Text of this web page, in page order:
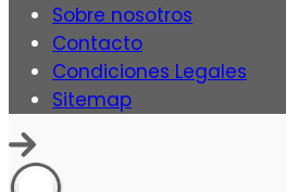
Sobre nosotros
Contacto
Condiciones Legales
Sitemap